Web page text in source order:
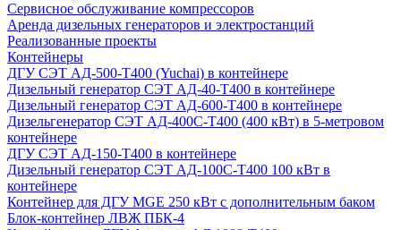
Сервисное обслуживание компрессоров
Аренда дизельных генераторов и электростанций
Реализованные проекты
Контейнеры
ДГУ СЭТ АД-500-Т400 (Yuchai) в контейнере
Дизельный генератор СЭТ АД-40-Т400 в контейнере
Дизельный генератор СЭТ АД-600-Т400 в контейнере
Дизельгенератор СЭТ АД-400С-Т400 (400 кВт) в 5-метровом
контейнере
ДГУ СЭТ АД-150-Т400 в контейнере
Дизельный генератор СЭТ АД-100С-Т400 100 кВт в
контейнере
Контейнер для ДГУ MGE 250 кВт с дополнительным баком
Блок-контейнер ЛВЖ ПБК-4